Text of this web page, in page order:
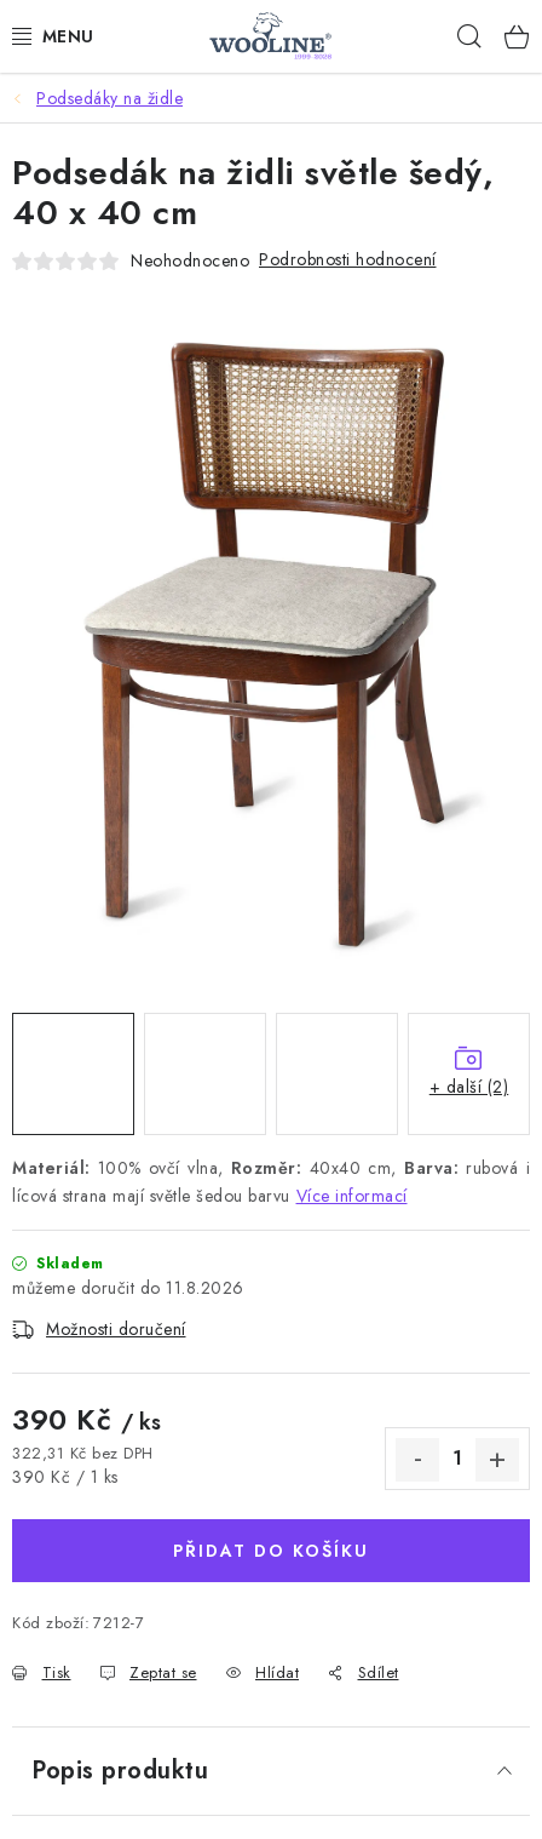
na
AKCE %
DÁRKOVÉ POUKAZY
OBLEČENÍ
Hodnocení obchodu
Kontakty
Moje objednávka
Podsedáky na židle
Materiál: 100% ovčí vlna, Rozměr: 40x40 cm, Barva: rubová i
lícová strana mají světle šedou barvu Více informací
Skladem
11.8.2026
Možnosti doručení
390 Kč / ks
322,31 Kč bez DPH
Měrná cena:
390 Kč / 1 ks
PŘIDAT DO KOŠÍKU
Kód zboží: 7212-7
Tisk Zeptat se Hlídat Sdílet
Podsedák na židli světle šedý,
40 x 40 cm
Neohodnoceno Podrobnosti hodnocení
+ další (2)
Popis produktu